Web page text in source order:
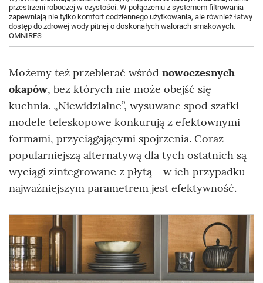
przestrzeni roboczej w czystości. W połączeniu z systemem filtrowania
zapewniają nie tylko komfort codziennego użytkowania, ale również łatwy
dostęp do zdrowej wody pitnej o doskonałych walorach smakowych.
OMNIRES
Możemy też przebierać wśród nowoczesnych
okapów, bez których nie może obejść się
kuchnia. „Niewidzialne”, wysuwane spod szafki
modele teleskopowe konkurują z efektownymi
formami, przyciągającymi spojrzenia. Coraz
popularniejszą alternatywą dla tych ostatnich są
wyciągi zintegrowane z płytą - w ich przypadku
najważniejszym parametrem jest efektywność.